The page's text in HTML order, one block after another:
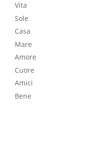
Vita
Sole
Casa
Mare
Amore
Cuore
Amici
Bene